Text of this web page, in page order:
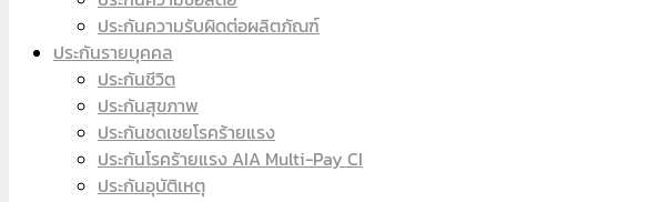
ประกันความรับผิดต่อผลิตภัณฑ์
ประกันรายบุคคล
ประกันชีวิต
ประกันสุขภาพ
ประกันชดเชยโรคร้ายแรง
ประกันโรคร้ายแรง AIA Multi-Pay CI
ประกันอุบัติเหตุ